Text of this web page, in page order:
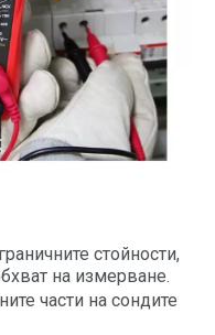
стойности,
на измерване.
части на сондите